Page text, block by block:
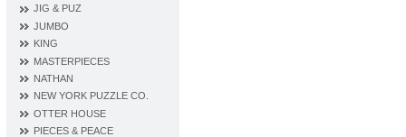
JIG & PUZ
JUMBO
KING
MASTERPIECES
NATHAN
NEW YORK PUZZLE CO.
OTTER HOUSE
PIECES & PEACE